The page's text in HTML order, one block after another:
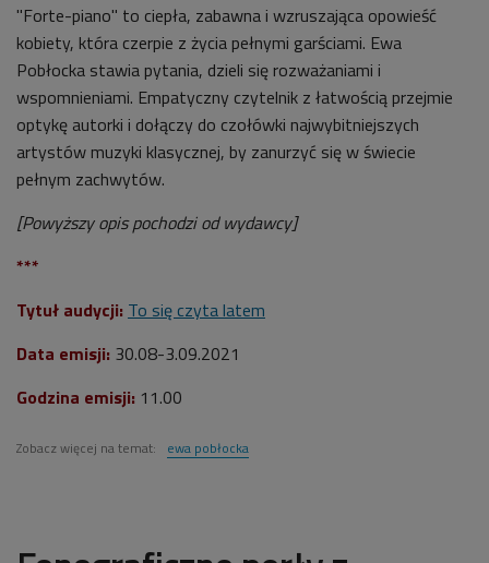
"Forte-piano" to ciepła, zabawna i wzruszająca opowieść
kobiety, która czerpie z życia pełnymi garściami. Ewa
Pobłocka stawia pytania, dzieli się rozważaniami i
wspomnieniami. Empatyczny czytelnik z łatwością przejmie
optykę autorki i dołączy do czołówki najwybitniejszych
artystów muzyki klasycznej, by zanurzyć się w świecie
pełnym zachwytów.
[Powyższy opis pochodzi od wydawcy]
***
Tytuł audycji: To się czyta latem
Data emisji: 30.08-3.09.2021
Godzina emisji: 11.00
Zobacz więcej na temat: ewa pobłocka